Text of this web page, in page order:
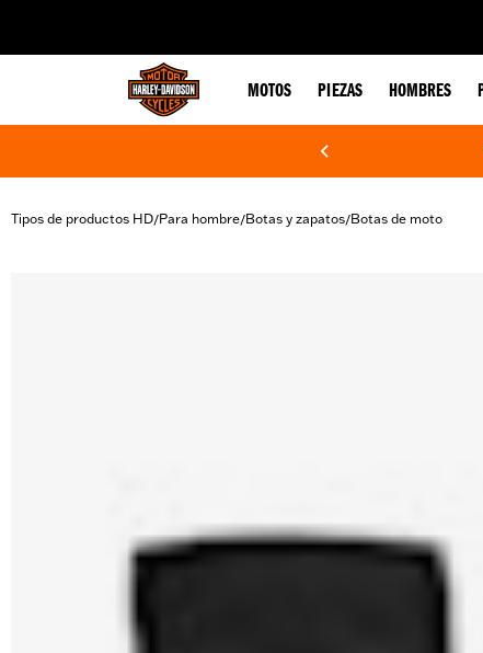
MOTOS PIEZAS HOMBRES
Tipos de productos HD/Para hombre/Botas y zapatos/Botas de moto